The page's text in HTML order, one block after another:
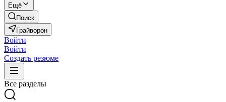
Ещё
Поиск
Грайворон
Войти
Войти
Создать резюме
Все разделы